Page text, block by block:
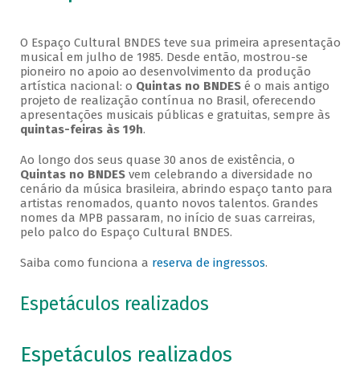
O Espaço Cultural BNDES teve sua primeira apresentação
musical em julho de 1985. Desde então, mostrou-se
pioneiro no apoio ao desenvolvimento da produção
artística nacional: o Quintas no BNDESé o mais antigo
projeto de realização contínua no Brasil, oferecendo
apresentações musicais públicas e gratuitas, sempre às
quintas-feiras às 19h.
Ao longo dos seus quase 30 anos de existência, o
Quintas no BNDESvem celebrando a diversidade no
cenário da música brasileira, abrindo espaço tanto para
artistas renomados, quanto novos talentos. Grandes
nomes da MPB passaram, no início de suas carreiras,
pelo palco do Espaço Cultural BNDES.
Saiba como funciona a reserva de ingressos.
Espetáculos realizados
Espetáculos realizados